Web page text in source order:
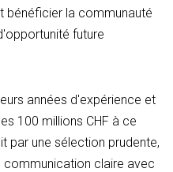
bénéficier la communauté
future
années d'expérience et
100 millions CHF à ce
par une sélection prudente,
communication claire avec